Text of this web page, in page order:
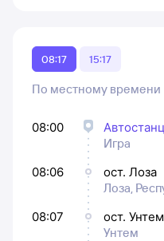
08:17 15:17
По местному времени
08:00
Игра
08:06
ост. Лоза
Лоза,
08:07
ост. Унтем
Унтем